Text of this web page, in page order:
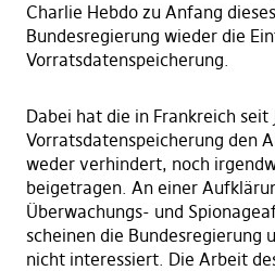
Charlie Hebdo zu Anfang
Bundesregierung wieder die
Vorratsdatenspeicherung.
Dabei hat die in Frankreich seit
Vorratsdatenspeicherung den
weder verhindert, noch
beigetragen. An einer
Überwachungs- und
scheinen die Bundesregierung
nicht interessiert. Die Arbeit